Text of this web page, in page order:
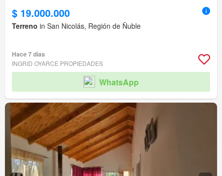
$ 19.000.000
Terreno in San Nicolás, Región de Ñuble
Hace 7 días
INGRID OYARCE PROPIEDADES
WhatsApp